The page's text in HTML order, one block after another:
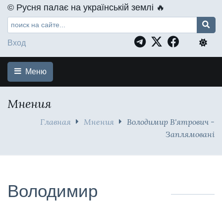
©️ Русня палає на українській землі 🔥
Вход
Меню
Мнения
Главная Мнения
Володимир В'ятрович -
Заплямовані
Володимир